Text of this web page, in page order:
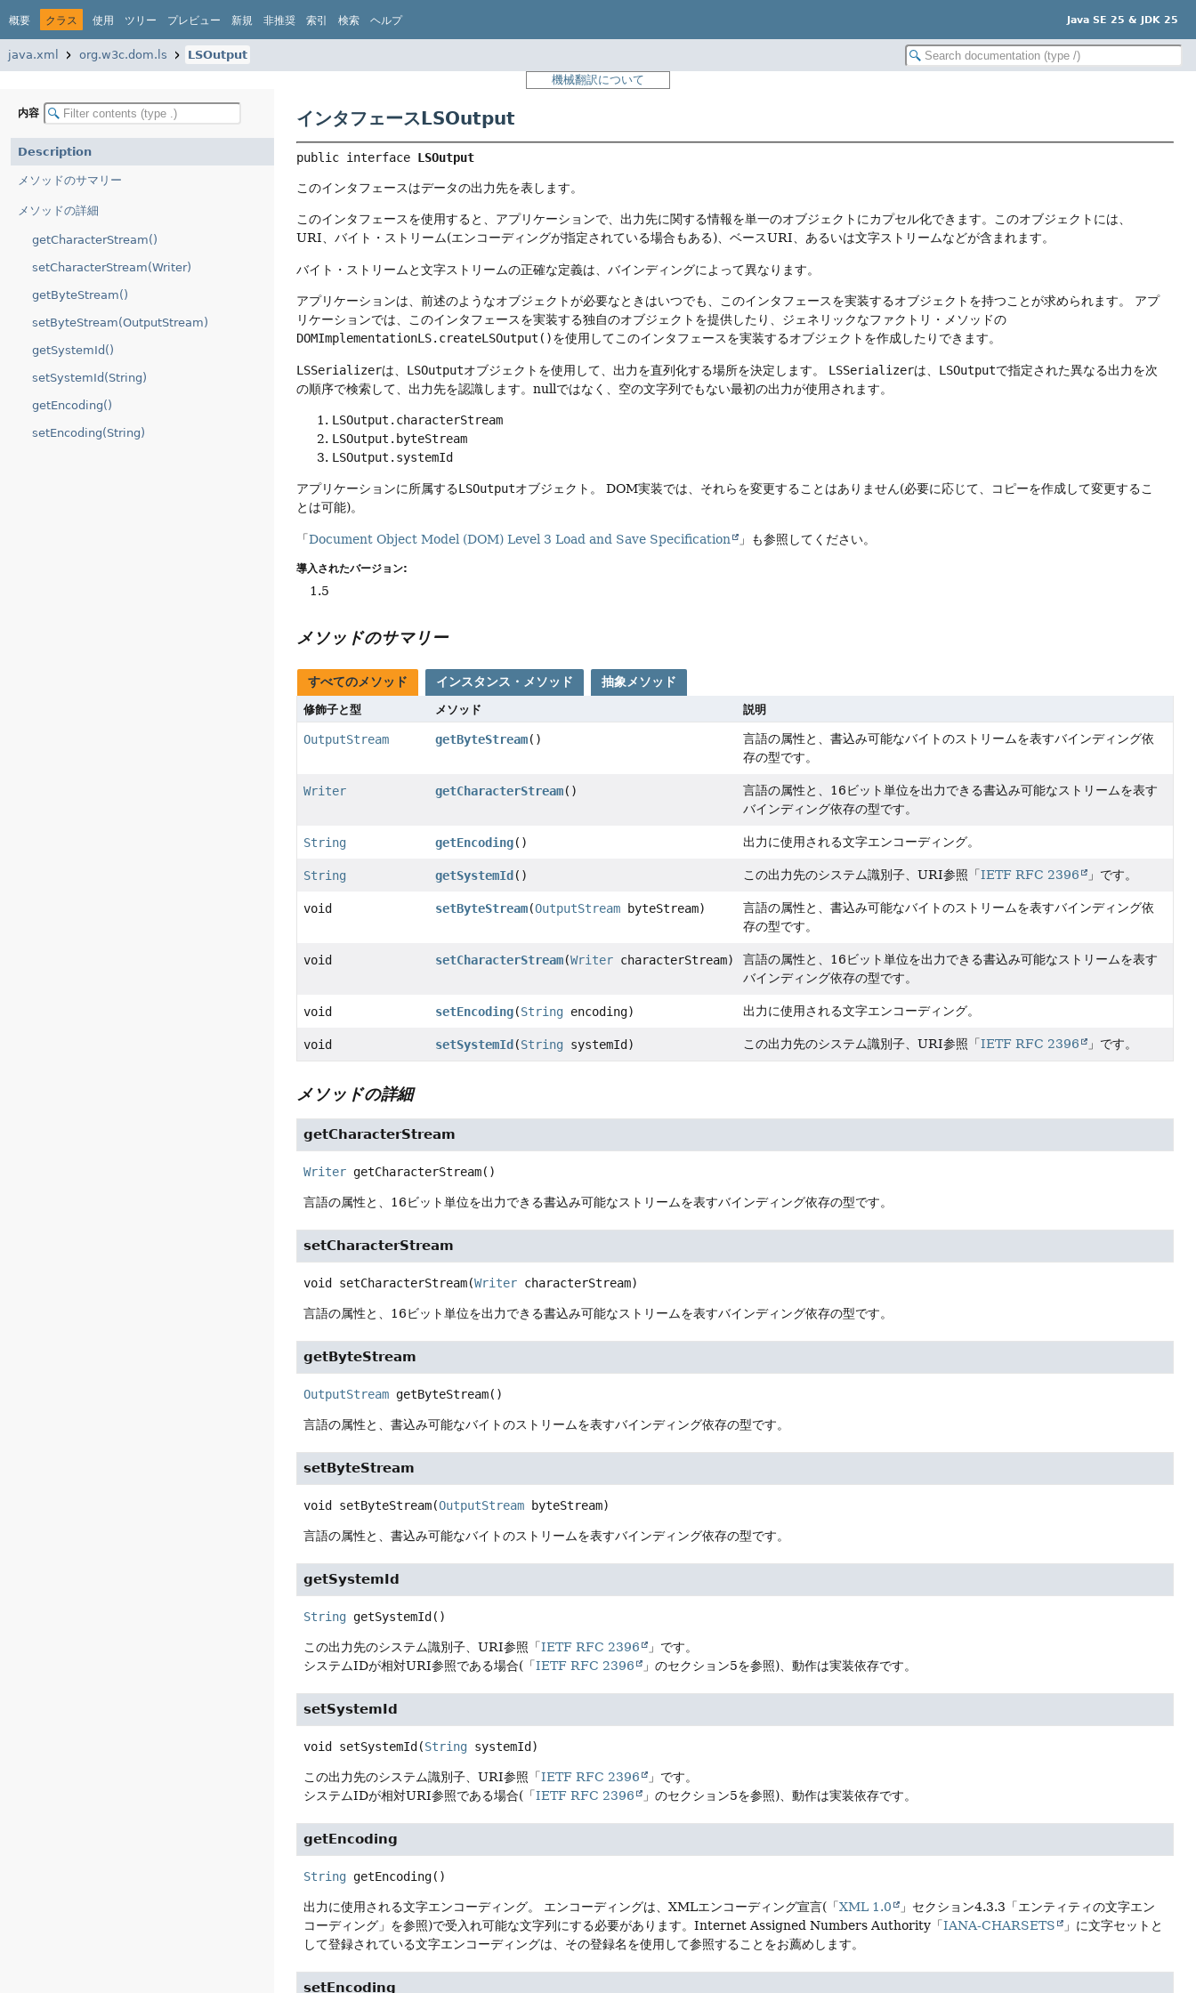
概要 クラス 使用 ツリー プレビュー 新規 非推奨 索引 検索 ヘルプ Java SE 25 & JDK 25
java.xml org.w3c.dom.ls
LSOutput
機械翻訳について
内容
Description
メソッドのサマリー
メソッドの詳細
getCharacterStream()
setCharacterStream(Writer)
getByteStream()
setByteStream(OutputStream)
getSystemId()
setSystemId(String)
getEncoding()
setEncoding(String)
インタフェースLSOutput
public interface LSOutput
このインタフェースはデータの出力先を表します。
このインタフェースを使用すると、アプリケーションで、出力先に関する情報を単一のオブジェクトにカプセル化できます。このオブジェクトには、
URI、バイト・ストリーム(エンコーディングが指定されている場合もある)、ベースURI、あるいは文字ストリームなどが含まれます。
バイト・ストリームと文字ストリームの正確な定義は、バインディングによって異なります。
アプリケーションは、前述のようなオブジェクトが必要なときはいつでも、このインタフェースを実装するオブジェクトを持つことが求められます。
アプ
リケーションでは、このインタフェースを実装する独自のオブジェクトを提供したり、ジェネリックなファクトリ・メソッドの
DOMImplementationLS.createLSOutput()を使用してこのインタフェースを実装するオブジェクトを作成したりできます。
LSSerializerは、 LSOutputオブジェクトを使用して、出力を直列化する場所を決定します。 LSSerializerは、 LSOutputで指定された異なる出力を次
の順序で検索して、出力先を認識します。nullではなく、空の文字列でもない最初の出力が使用されます。
LSOutput.characterStream
LSOutput.byteStream
LSOutput.systemId
アプリケーションに所属するLSOutputオブジェクト。
DOM実装では、それらを変更することはありません(必要に応じて、コピーを作成して変更するこ
とは可能)。
「Document Object Model (DOM) Level 3 Load and Save Specification 」も参照してください。
導入されたバージョン:
1.5
メソッドのサマリー
すべてのメソッド インスタンス・メソッド 抽象メソッド
修飾子と型 メソッド 説明
OutputStream getByteStream()
言語の属性と、書込み可能なバイトのストリームを表すバインディング依
存の型です。
Writer getCharacterStream()
言語の属性と、16ビット単位を出力できる書込み可能なストリームを表す
バインディング依存の型です。
String getEncoding() 出力に使用される文字エンコーディング。
String getSystemId () この出力先のシステム識別子、URI参照「IETF RFC 2396 」です。
void setByteStream(OutputStreambyteStream)
言語の属性と、書込み可能なバイトのストリームを表すバインディング依
存の型です。
void setCharacterStream(WritercharacterStream)
言語の属性と、16ビット単位を出力できる書込み可能なストリームを表す
バインディング依存の型です。
void setEncoding(Stringencoding) 出力に使用される文字エンコーディング。
void setSystemId (String systemId) この出力先のシステム識別子、URI参照「IETF RFC 2396 」です。
メソッドの詳細
getCharacterStream
Writer getCharacterStream()
言語の属性と、16ビット単位を出力できる書込み可能なストリームを表すバインディング依存の型です。
setCharacterStream
void setCharacterStream(Writer characterStream)
言語の属性と、16ビット単位を出力できる書込み可能なストリームを表すバインディング依存の型です。
getByteStream
OutputStream getByteStream()
言語の属性と、書込み可能なバイトのストリームを表すバインディング依存の型です。
setByteStream
void setByteStream(OutputStream byteStream)
言語の属性と、書込み可能なバイトのストリームを表すバインディング依存の型です。
getSystemId
String getSystemId ()
この出力先のシステム識別子、URI参照「IETF RFC 2396
」です。
システムIDが相対URI参照である場合(「IETF RFC 2396 」のセクション5を参照)、動作は実装依存です。
setSystemId
void setSystemId (String systemId)
この出力先のシステム識別子、URI参照「IETF RFC 2396
」です。
システムIDが相対URI参照である場合(「IETF RFC 2396 」のセクション5を参照)、動作は実装依存です。
getEncoding
String getEncoding()
出力に使用される文字エンコーディング。 エンコーディングは、XMLエンコーディング宣言(「XML 1.0
」セクション4.3.3「エンティティの文字エン
コーディング」を参照)で受入れ可能な文字列にする必要があります。Internet Assigned Numbers Authority「IANA-CHARSETS
」に文字セットと
して登録されている文字エンコーディングは、その登録名を使用して参照することをお薦めします。
setEncoding